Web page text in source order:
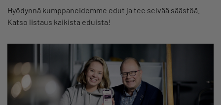
Hyödynnä kumppaneidemme edut ja tee selvää säästöä.
Katso listaus kaikista eduista!